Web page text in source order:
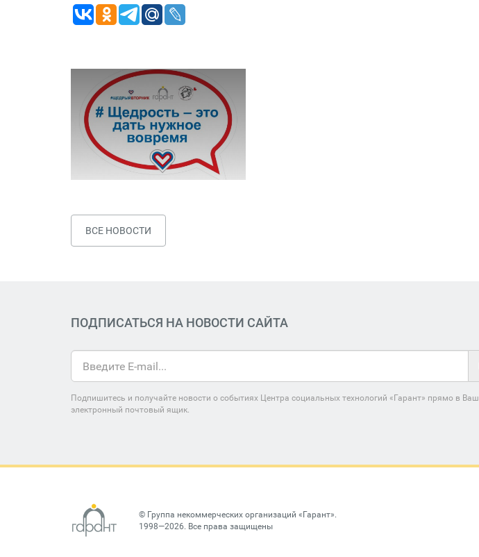
ВСЕ НОВОСТИ
ПОДПИСАТЬСЯ НА НОВОСТИ САЙТА
Подпишитесь и получайте новости о событиях Центра социальных технологий «Гарант» прямо в Ваш
электронный почтовый ящик.
© Группа некоммерческих организаций «Гарант».
1998—2026. Все права защищены